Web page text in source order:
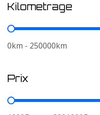
Kilometrage
Kilometrage
0km - 250000km
Prix
Prix